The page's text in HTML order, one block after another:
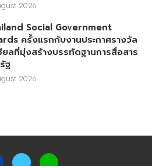
2026
Social Government
ครั้งแรกกับงานประกาศรางวัล
ยลที่มุ่งสร้างบรรทัดฐานการสื่อสาร
ฐ
2026